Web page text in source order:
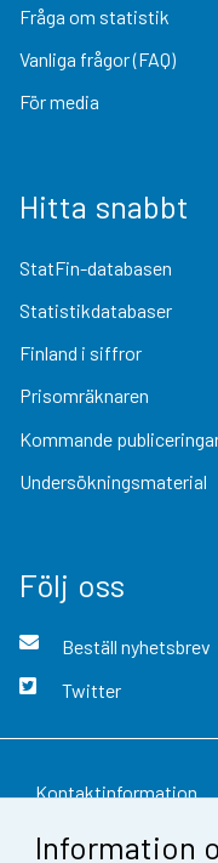
Information
Fråga om statistik
Vanliga frågor (FAQ)
För media
Hitta snabbt
StatFin-databasen
Statistikdatabaser
Finland i siffror
Prisomräknaren
Kommande
Undersökningsmaterial
Följ oss
Beställ nyhetsbrev
Twitter
Kontaktinformation
Respons